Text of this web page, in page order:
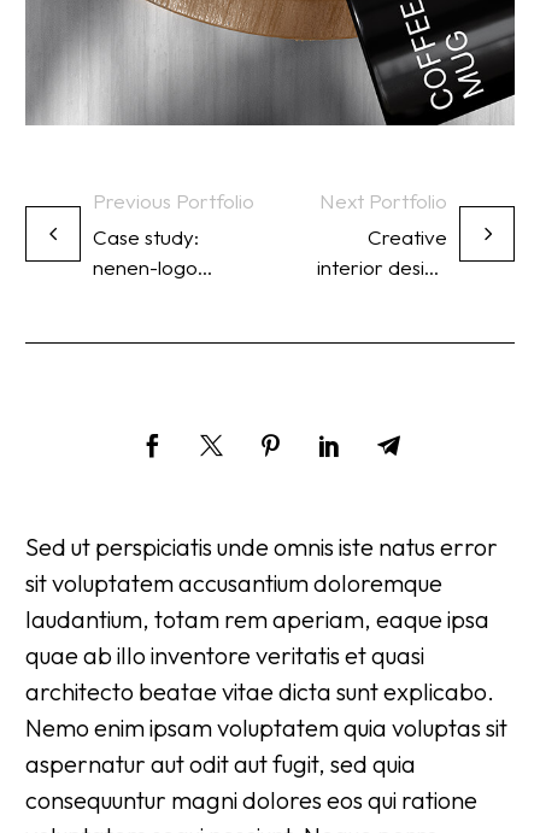
Previous Portfolio
Case study:
nenen-logo
Next Portfolio
Creative
interior design
Sed ut perspiciatis unde omnis iste natus error
sit voluptatem accusantium doloremque
laudantium, totam rem aperiam, eaque ipsa
quae ab illo inventore veritatis et quasi
architecto beatae vitae dicta sunt explicabo.
Nemo enim ipsam voluptatem quia voluptas sit
aspernatur aut odit aut fugit, sed quia
consequuntur magni dolores eos qui ratione